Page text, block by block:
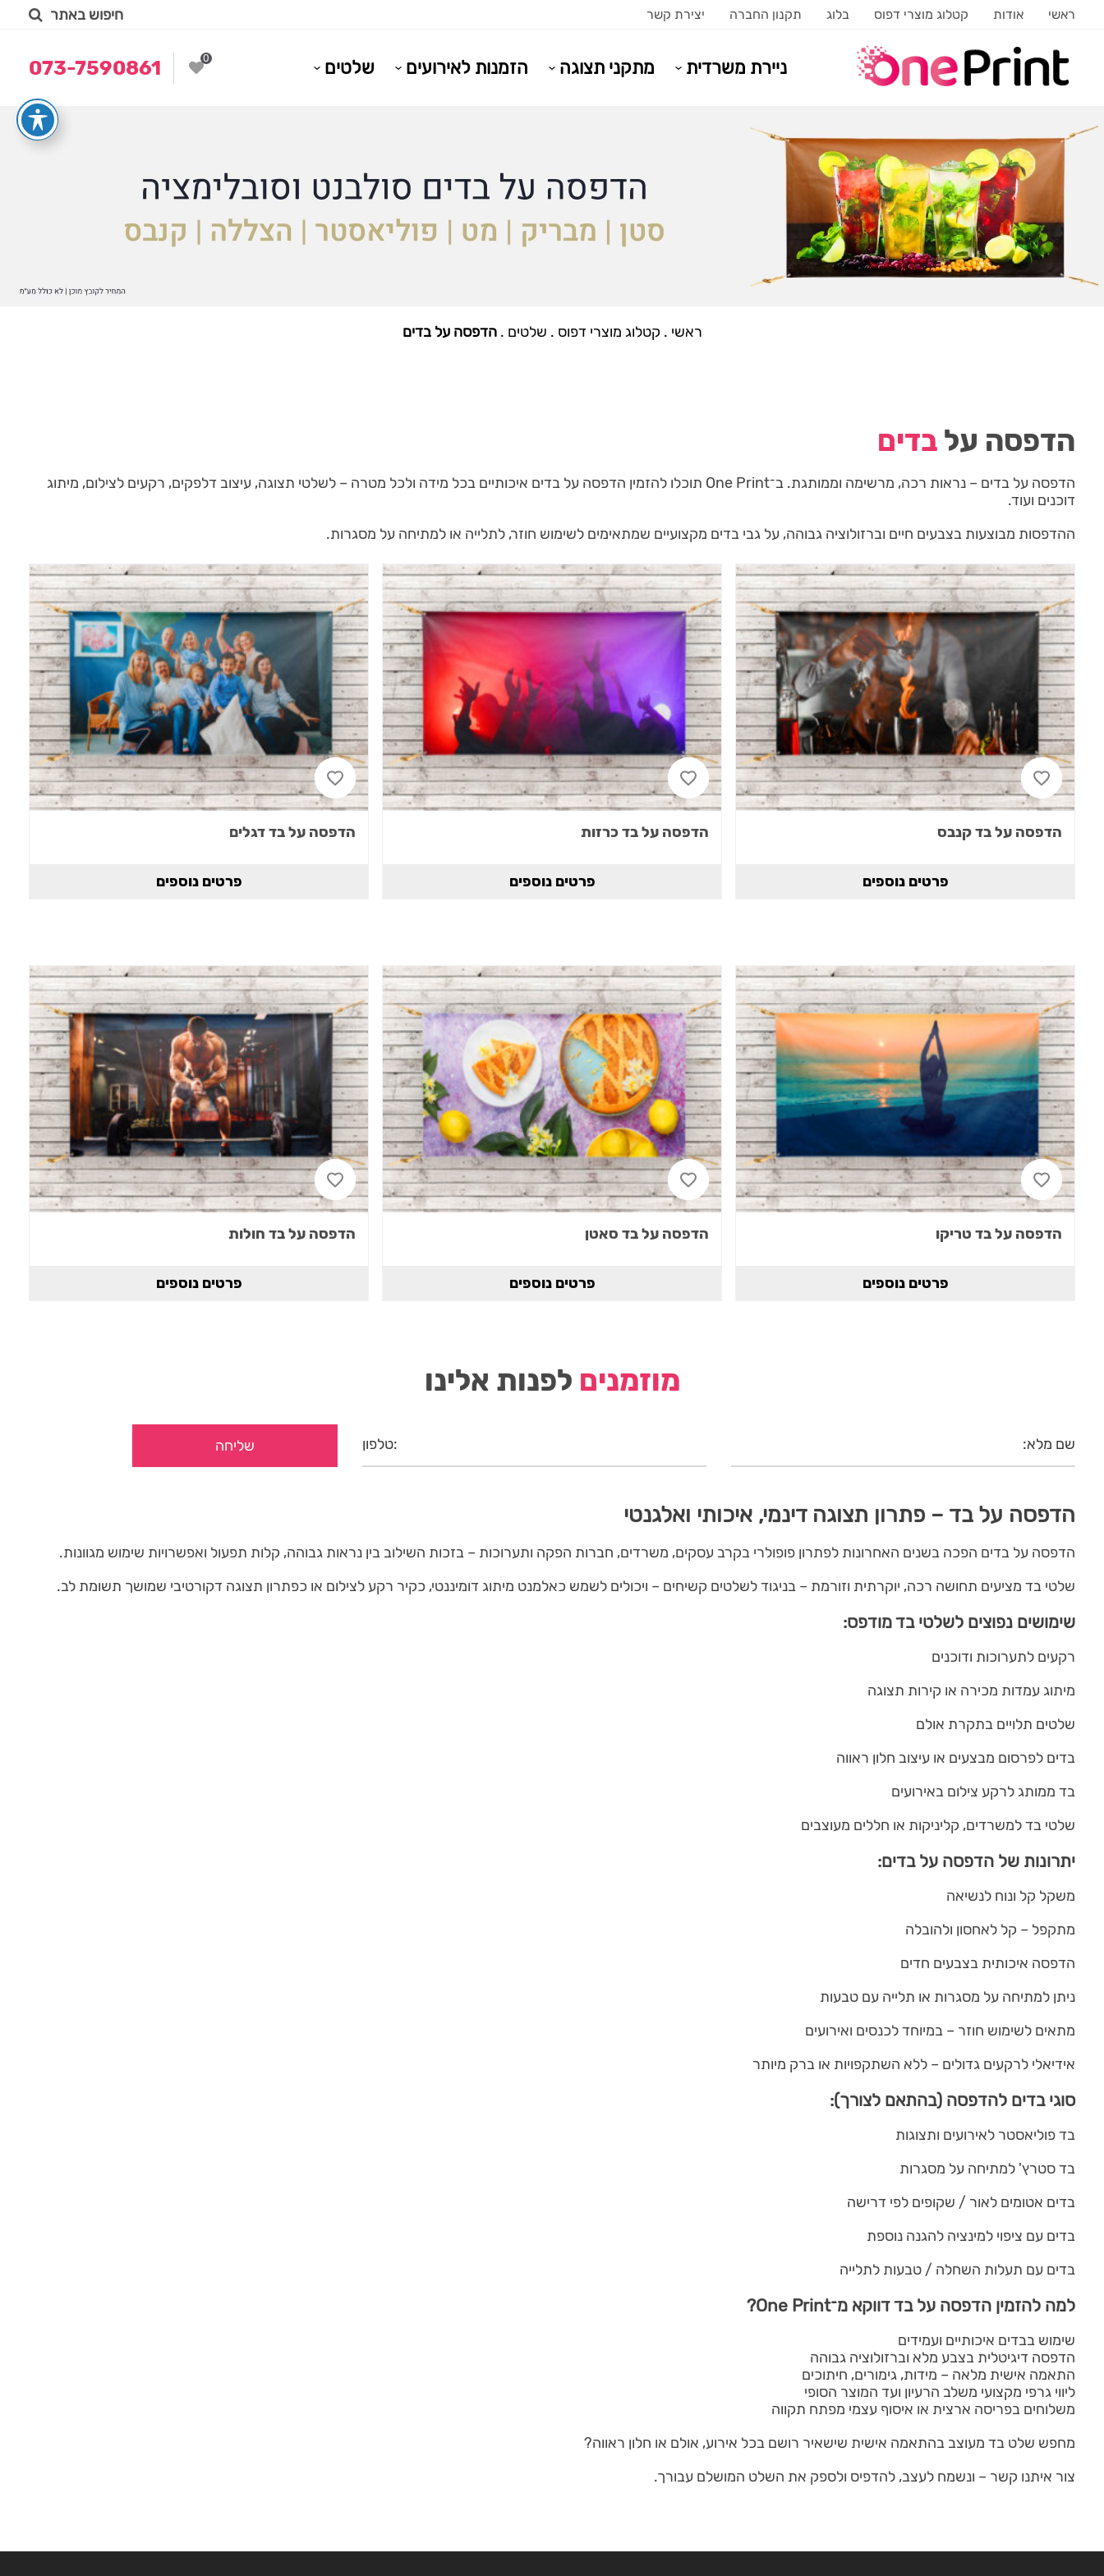
ראשי אודות קטלוג מוצרי דפוס בלוג תקנון החברה יצירת קשר חיפוש באתר
ניירת משרדית מתקני תצוגה הזמנות לאירועים שלטים 0
073-7590861
ראשי . קטלוג מוצרי דפוס . שלטים .הדפסה על בדים
הדפסה על בדים
הדפסה על בדים – נראות רכה, מרשימה וממותגת. ב־One Print תוכלו להזמין הדפסה על בדים איכותיים בכל מידה ולכל מטרה – לשלטי תצוגה, עיצוב דלפקים, רקעים לצילום, מיתוג
דוכנים ועוד.
ההדפסות מבוצעות בצבעים חיים וברזולוציה גבוהה, על גבי בדים מקצועיים שמתאימים לשימוש חוזר, לתלייה או למתיחה על מסגרות.
הדפסה על בד קנבס
פרטים נוספים
הדפסה על בד כרזות
פרטים נוספים
הדפסה על בד דגלים
פרטים נוספים
הדפסה על בד טריקו
פרטים נוספים
הדפסה על בד סאטן
פרטים נוספים
הדפסה על בד חולות
פרטים נוספים
מוזמנים לפנות אלינו
הדפסה על בד – פתרון תצוגה דינמי, איכותי ואלגנטי
הדפסה על בדים הפכה בשנים האחרונות לפתרון פופולרי בקרב עסקים, משרדים, חברות הפקה ותערוכות – בזכות השילוב בין נראות גבוהה, קלות תפעול ואפשרויות שימוש מגוונות.
שלטי בד מציעים תחושה רכה, יוקרתית וזורמת – בניגוד לשלטים קשיחים – ויכולים לשמש כאלמנט מיתוג דומיננטי, כקיר רקע לצילום או כפתרון תצוגה דקורטיבי שמושך תשומת לב.
שימושים נפוצים לשלטי בד מודפס:
רקעים לתערוכות ודוכנים
מיתוג עמדות מכירה או קירות תצוגה
שלטים תלויים בתקרת אולם
בדים לפרסום מבצעים או עיצוב חלון ראווה
בד ממותג לרקע צילום באירועים
שלטי בד למשרדים, קליניקות או חללים מעוצבים
יתרונות של הדפסה על בדים:
משקל קל ונוח לנשיאה
מתקפל – קל לאחסון ולהובלה
הדפסה איכותית בצבעים חדים
ניתן למתיחה על מסגרות או תלייה עם טבעות
מתאים לשימוש חוזר – במיוחד לכנסים ואירועים
אידיאלי לרקעים גדולים – ללא השתקפויות או ברק מיותר
סוגי בדים להדפסה (בהתאם לצורך):
בד פוליאסטר לאירועים ותצוגות
בד סטרץ' למתיחה על מסגרות
בדים אטומים לאור / שקופים לפי דרישה
בדים עם ציפוי למינציה להגנה נוספת
בדים עם תעלות השחלה / טבעות לתלייה
למה להזמין הדפסה על בד דווקא מ־One Print?
שימוש בבדים איכותיים ועמידים
הדפסה דיגיטלית בצבע מלא וברזולוציה גבוהה
התאמה אישית מלאה – מידות, גימורים, חיתוכים
ליווי גרפי מקצועי משלב הרעיון ועד המוצר הסופי
משלוחים בפריסה ארצית או איסוף עצמי מפתח תקווה
מחפש שלט בד מעוצב בהתאמה אישית שישאיר רושם בכל אירוע, אולם או חלון ראווה?
צור איתנו קשר – ונשמח לעצב, להדפיס ולספק את השלט המושלם עבורך.